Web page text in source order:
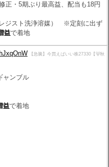
正・5期ぶり最高益、配当も18円
レジスト洗浄溶媒） ※定刻に出ず
益で着地
【急騰】今買えばいい株27330【🐻秋
ャンブル
益で着地